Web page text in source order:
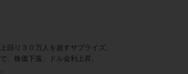
回り３０万人を超すサプライズ。
、株価下落、ドル金利上昇。